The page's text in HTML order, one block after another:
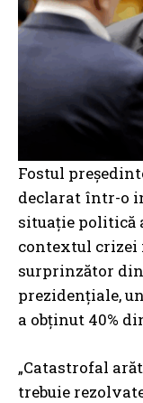
Fostul
declarat într-o
situație politică
contextul
surprinzător
prezidențiale,
a obținut 40%
„Catastrofal
trebuie